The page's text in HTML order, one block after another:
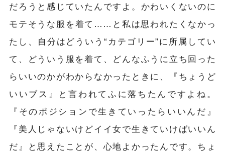
だろうと感じていたんですよ。かわいくないのに
モテそうな服を着て……と私は思われたくなかっ
たし、自分はどういう“カテゴリー”に所属してい
て、どういう服を着て、どんなふうに立ち回った
らいいのかがわからなかったときに、『ちょうど
いいブス』と言われてふに落ちたんですよね。
『そのポジションで生きていったらいいんだ』
『美人じゃないけどイイ女で生きていけばいいん
だ』と思えたことが、心地よかったんです。ちょ